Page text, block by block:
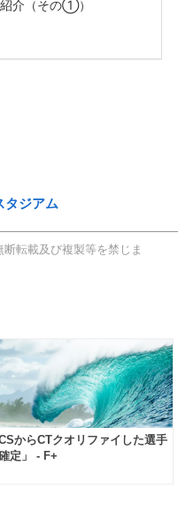
タジアム
転載及び複製等を禁じま
CSからCTクオリファイした選手
定」 - F+